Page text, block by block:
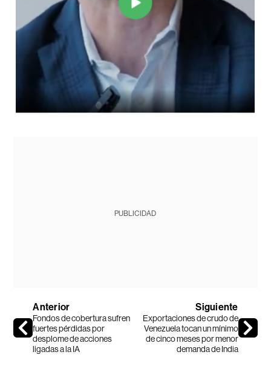
PUBLICIDAD
Anterior
Fondos de cobertura sufren
fuertes pérdidas por
desplome de acciones
ligadas a la IA
Siguiente
Exportaciones de crudo de
Venezuela tocan un mínimo
de cinco meses por menor
demanda de India